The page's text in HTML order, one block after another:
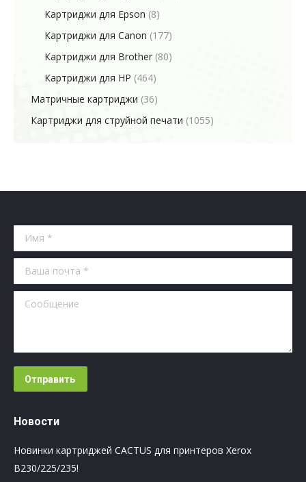
Картриджи для Epson (8)
Картриджи для Canon (177)
Картриджи для Brother (80)
Картриджи для HP (464)
Матричные картриджи (36)
Картриджи для струйной печати (1055)
Имя *
Ваша почта *
Сообщение
Отправить
Новости
Новинки картриджей CACTUS для принтеров Xerox
B230/225/235!